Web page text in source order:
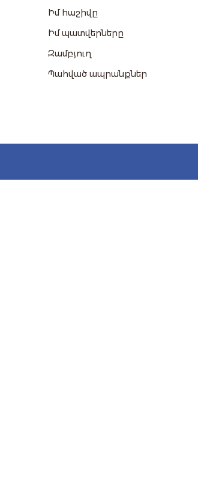
Իմ հաշիվը
Իմ պատվերները
Զամբյուղ
Պահված ապրանքներ